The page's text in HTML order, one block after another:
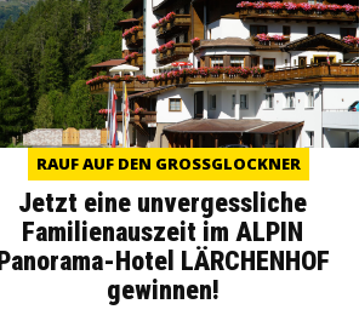
RAUF AUF DEN GROSSGLOCKNER
Jetzt eine unvergessliche
Familienauszeit im ALPIN
Panorama-Hotel LÄRCHENHOF
gewinnen!